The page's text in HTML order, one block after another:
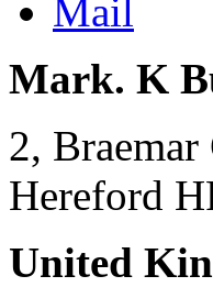
Mark. K
2,
Hereford
United